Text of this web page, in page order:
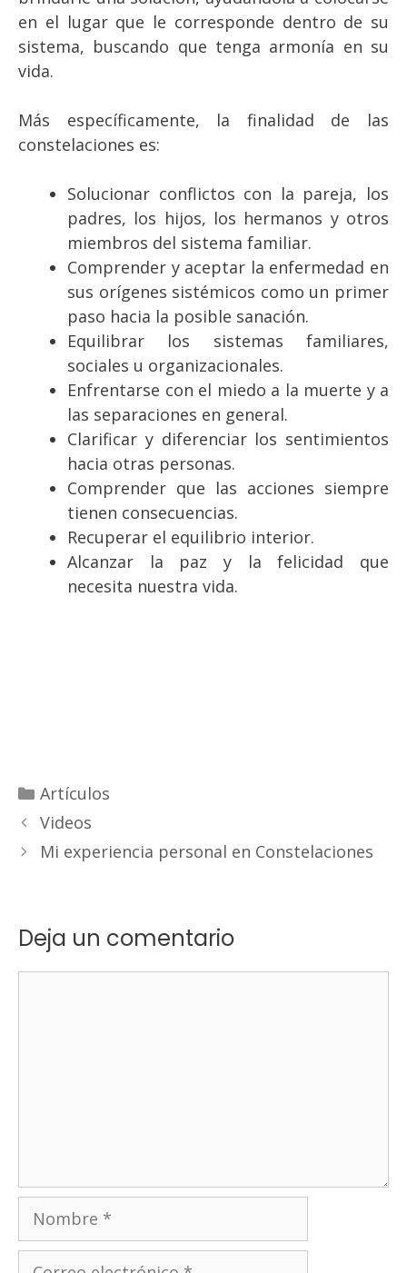
en el lugar que le corresponde dentro de su
sistema, buscando que tenga armonía en su
vida.
Más específicamente, la finalidad de las
constelaciones es:
Solucionar conflictos con la pareja, los
padres, los hijos, los hermanos y otros
miembros del sistema familiar.
Comprender y aceptar la enfermedad en
sus orígenes sistémicos como un primer
paso hacia la posible sanación.
Equilibrar los sistemas familiares,
sociales u organizacionales.
Enfrentarse con el miedo a la muerte y a
las separaciones en general.
Clarificar y diferenciar los sentimientos
hacia otras personas.
Comprender que las acciones siempre
tienen consecuencias.
Recuperar el equilibrio interior.
Alcanzar la paz y la felicidad que
necesita nuestra vida.
Categorías
Artículos
Videos
Mi experiencia personal en Constelaciones
Deja un comentario
Nombre
Correo